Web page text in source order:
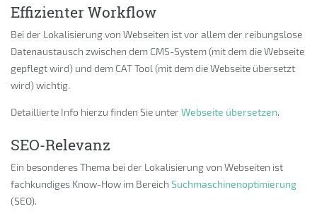
Effizienter Workflow
Bei der Lokalisierung von Webseiten ist vor allem der reibungslose
Datenaustausch zwischen dem CMS-System (mit dem die Webseite
gepflegt wird) und dem CAT Tool (mit dem die Webseite übersetzt
wird) wichtig.
Detaillierte Info hierzu finden Sie unterWebseite übersetzen.
SEO-Relevanz
Ein besonderes Thema bei der Lokalisierung von Webseiten ist
fachkundiges Know-How im Bereich Suchmaschinenoptimierung
(SEO).